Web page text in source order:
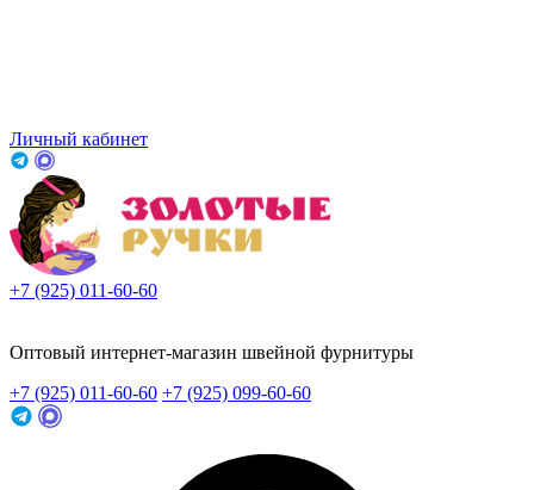
Личный кабинет
+7 (925) 011-60-60
Оптовый интернет-магазин швейной фурнитуры
+7 (925) 011-60-60 +7 (925) 099-60-60